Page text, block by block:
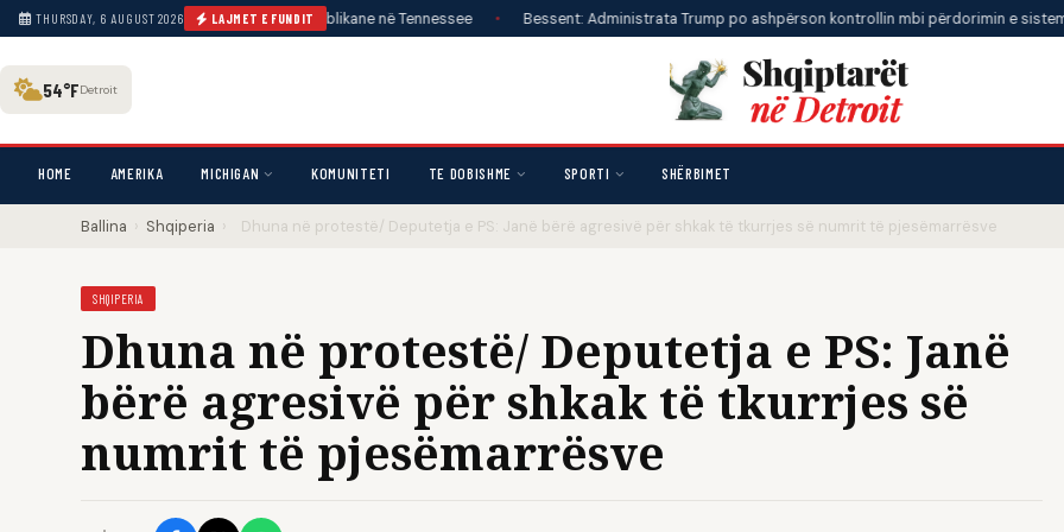
THURSDAY, 6 AUGUST 2026 LAJMET E FUNDIT
pritet të humbasë primaret republikane në Tennessee • Bessent: Administrata Trump po ashpërson kontrollin mbi përdorimin e sistemit
54°FDetroit
HOME AMERIKA MICHIGAN KOMUNITETI TE DOBISHME SPORTI SHËRBIMET
Ballina › Shqiperia › Dhuna në protestë/ Deputetja e PS: Janë bërë agresivë për shkak të tkurrjes së numrit të pjesëmarrësve
SHQIPERIA
Dhuna në protestë/ Deputetja e PS: Janë
bërë agresivë për shkak të tkurrjes së
numrit të pjesëmarrësve